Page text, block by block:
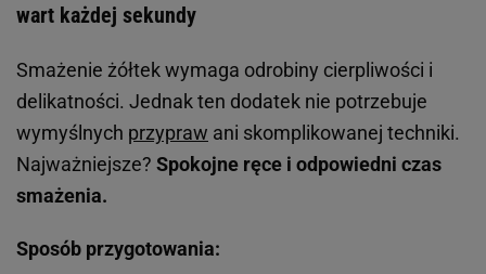
wart każdej sekundy
Smażenie żółtek wymaga odrobiny cierpliwości i
delikatności. Jednak ten dodatek nie potrzebuje
wymyślnych przypraw ani skomplikowanej techniki.
Najważniejsze? Spokojne ręce i odpowiedni czas
smażenia.
Sposób przygotowania: